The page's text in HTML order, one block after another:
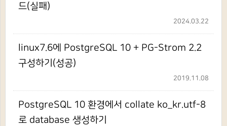
드(실패)
2024.03.22
linux7.6에 PostgreSQL 10 + PG-Strom 2.2
구성하기(성공)
2019.11.08
PostgreSQL 10 환경에서 collate ko_kr.utf-8
로 database 생성하기